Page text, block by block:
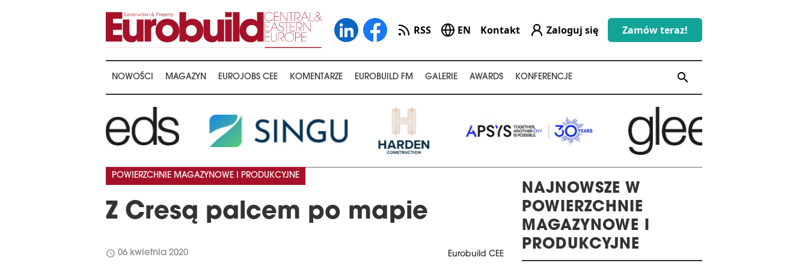
RSS EN Kontakt Zaloguj się Zamów teraz!
NOWOŚCI MAGAZYN EUROJOBS CEE KOMENTARZE EUROBUILD FM GALERIE AWARDS KONFERENCJE search
Z Cresą palcem po mapie
POWIERZCHNIE MAGAZYNOWE I PRODUKCYJNE
schedule 06 kwietnia 2020 Eurobuild CEE
NAJNOWSZE W
POWIERZCHNIE
MAGAZYNOWE I
PRODUKCYJNE